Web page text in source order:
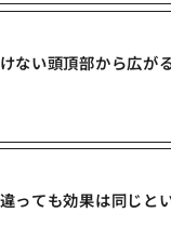
ない頭頂部から広が
っても効果は同じと